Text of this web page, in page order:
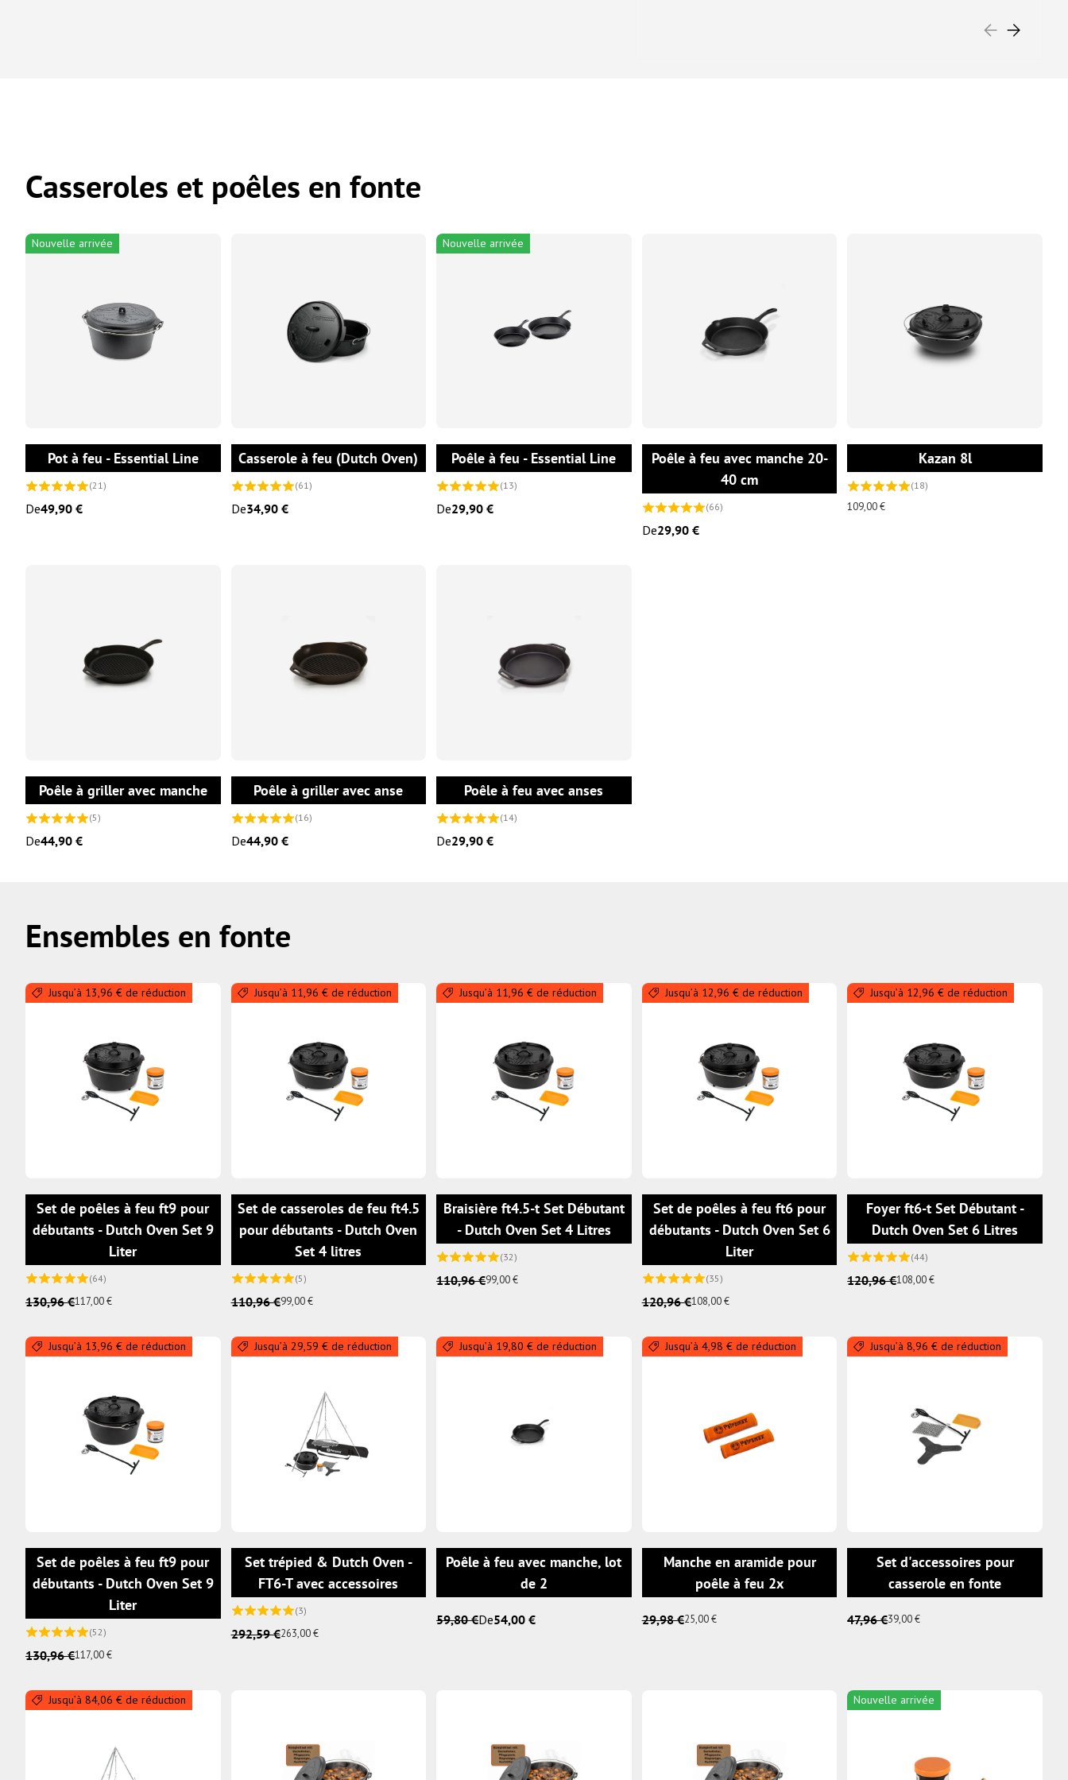
PRÉCÉDENT
SUIVANT
Casseroles et poêles en fonte
Nouvelle arrivée
Pot à feu - Essential Line
(21)
De49,90 €
Casserole à feu (Dutch Oven)
(61)
De34,90 €
Nouvelle arrivée
Poêle à feu - Essential Line
(13)
De29,90 €
Poêle à feu avec manche 20-
40 cm
(66)
De29,90 €
Kazan 8l
(18)
109,00 €
Poêle à griller avec manche
(5)
De44,90 €
Poêle à griller avec anse
(16)
De44,90 €
Poêle à feu avec anses
(14)
De29,90 €
Ensembles en fonte
Jusqu’à 13,96 € de réduction
Set de poêles à feu ft9 pour
débutants - Dutch Oven Set 9
Liter
(64)
130,96 €117,00 €
Jusqu’à 11,96 € de réduction
Set de casseroles de feu ft4.5
pour débutants - Dutch Oven
Set 4 litres
(5)
110,96 €99,00 €
Jusqu’à 11,96 € de réduction
Braisière ft4.5-t Set Débutant
- Dutch Oven Set 4 Litres
(32)
110,96 €99,00 €
Jusqu’à 12,96 € de réduction
Set de poêles à feu ft6 pour
débutants - Dutch Oven Set 6
Liter
(35)
120,96 €108,00 €
Jusqu’à 12,96 € de réduction
Foyer ft6-t Set Débutant -
Dutch Oven Set 6 Litres
(44)
120,96 €108,00 €
Jusqu’à 13,96 € de réduction
Set de poêles à feu ft9 pour
débutants - Dutch Oven Set 9
Liter
(52)
130,96 €117,00 €
Jusqu’à 29,59 € de réduction
Set trépied & Dutch Oven -
FT6-T avec accessoires
(3)
292,59 €263,00 €
Jusqu’à 19,80 € de réduction
Poêle à feu avec manche, lot
de 2
59,80 €De54,00 €
Jusqu’à 4,98 € de réduction
Manche en aramide pour
poêle à feu 2x
29,98 €25,00 €
Jusqu’à 8,96 € de réduction
Set d'accessoires pour
casserole en fonte
47,96 €39,00 €
Jusqu’à 84,06 € de réduction Nouvelle arrivée